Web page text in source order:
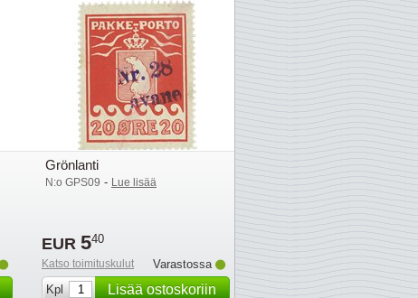
Grönlanti
N:o GPS09 - Lue lisää
EUR 540
Katso toimituskulut
Varastossa
Kpl
Lisää ostoskoriin